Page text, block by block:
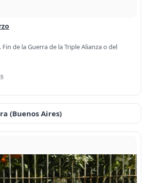
Fin de la Guerra de la Triple Alianza o del
(Buenos Aires)